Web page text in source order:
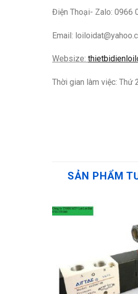
Điện Thoại- Zalo: 0966
Email:
Websize:
Thời gian làm việc: Thứ
SẢN PHẨM